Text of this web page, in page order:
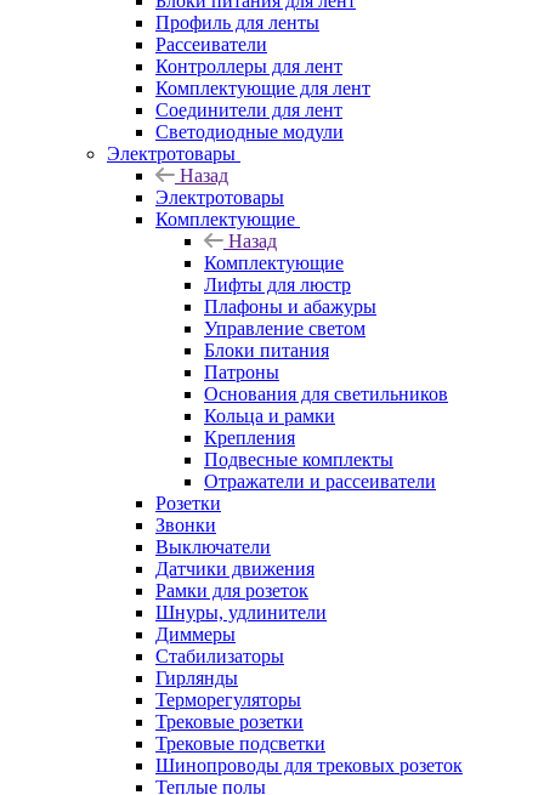
Профиль для ленты
Рассеиватели
Контроллеры для лент
Комплектующие для лент
Соединители для лент
Светодиодные модули
Электротовары
Назад
Электротовары
Комплектующие
Назад
Комплектующие
Лифты для люстр
Плафоны и абажуры
Управление светом
Блоки питания
Патроны
Основания для светильников
Кольца и рамки
Крепления
Подвесные комплекты
Отражатели и рассеиватели
Розетки
Звонки
Выключатели
Датчики движения
Рамки для розеток
Шнуры, удлинители
Диммеры
Стабилизаторы
Гирлянды
Терморегуляторы
Трековые розетки
Трековые подсветки
Шинопроводы для трековых розеток
Теплые полы